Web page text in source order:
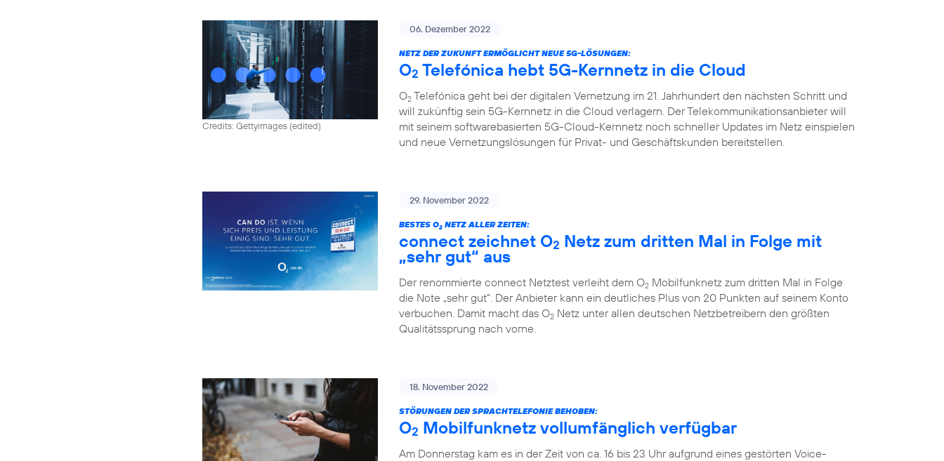
Credits: Gettyimages (edited)
06. Dezember 2022
NETZ DER ZUKUNFT ERMÖGLICHT NEUE 5G-LÖSUNGEN:
O2 Telefónica hebt 5G-Kernnetz in die Cloud
O2 Telefónica geht bei der digitalen Vernetzung im 21. Jahrhundert den nächsten Schritt und
will zukünftig sein 5G-Kernnetz in die Cloud verlagern. Der Telekommunikationsanbieter will
mit seinem softwarebasierten 5G-Cloud-Kernnetz noch schneller Updates im Netz einspielen
und neue Vernetzungslösungen für Privat- und Geschäftskunden bereitstellen.
29. November 2022
BESTES O2 NETZ ALLER ZEITEN:
connect zeichnet O2 Netz zum dritten Mal in Folge mit
„sehr gut“ aus
Der renommierte connect Netztest verleiht dem O2 Mobilfunknetz zum dritten Mal in Folge
die Note „sehr gut“. Der Anbieter kann ein deutliches Plus von 20 Punkten auf seinem Konto
verbuchen. Damit macht das O2 Netz unter allen deutschen Netzbetreibern den größten
Qualitätssprung nach vorne.
18. November 2022
STÖRUNGEN DER SPRACHTELEFONIE BEHOBEN:
O2 Mobilfunknetz vollumfänglich verfügbar
Am Donnerstag kam es in der Zeit von ca. 16 bis 23 Uhr aufgrund eines gestörten Voice-